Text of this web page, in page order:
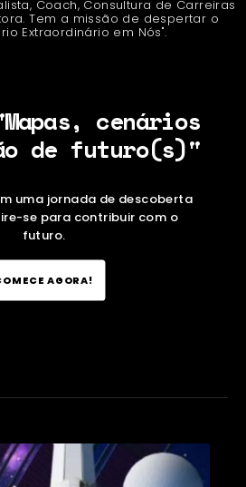
Coach, Consultura de Carreiras
Tem a missão de despertar o
Extraordinário em Nós".
cenários
de futuro(s)"
uma jornada de descoberta
se para contribuir com o
futuro.
AGORA!